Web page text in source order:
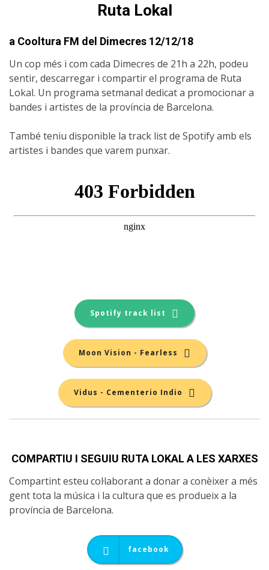
Ruta Lokal
a Cooltura FM del Dimecres 12/12/18
Un cop més i com cada Dimecres de 21h a 22h, podeu
sentir, descarregar i compartir el programa de Ruta
Lokal. Un programa setmanal dedicat a promocionar a
bandes i artistes de la província de Barcelona.
També teniu disponible la track list de Spotify amb els
artistes i bandes que varem punxar.
Spotify track list
Moon Vision - Fearless
Vidus - Cementerio Indio
COMPARTIU I SEGUIU RUTA LOKAL A LES XARXES
Compartint esteu col·laborant a donar a conèixer a més
gent tota la música i la cultura que es produeix a la
província de Barcelona.
facebook